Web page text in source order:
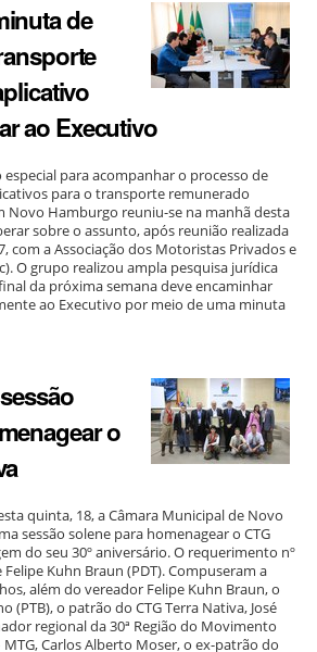
de
ao Executivo
especial para acompanhar o processo de
para o transporte remunerado
Novo Hamburgo reuniu-se na manhã desta
sobre o assunto, após reunião realizada
com a Associação dos Motoristas Privados e
O grupo realizou ampla pesquisa jurídica
da próxima semana deve encaminhar
ao Executivo por meio de uma minuta
o
quinta, 18, a Câmara Municipal de Novo
sessão solene para homenagear o CTG
do seu 30º aniversário. O requerimento nº
Kuhn Braun (PDT). Compuseram a
além do vereador Felipe Kuhn Braun, o
(PTB), o patrão do CTG Terra Nativa, José
regional da 30ª Região do Movimento
Carlos Alberto Moser, o ex-patrão do